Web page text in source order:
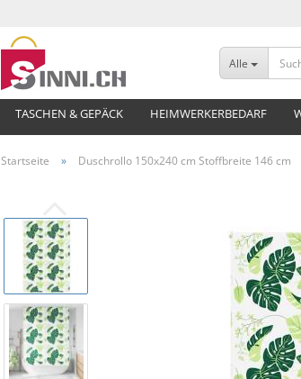
Alle
TASCHEN & GEPÄCK HEIMWERKERBEDARF
Startseite »
Duschrollo 150x240 cm Stoffbreite 146 cm